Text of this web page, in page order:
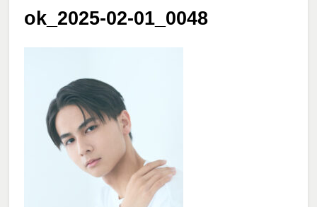
ok_2025-02-01_0048